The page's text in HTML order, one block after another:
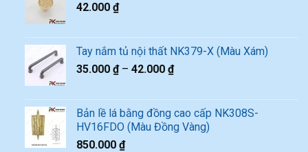
42.000 ₫
Tay nắm tủ nội thất NK379-X (Màu Xám)
35.000 ₫– 42.000 ₫
Bản lề lá bằng đồng cao cấp NK308S-
HV16FDO (Màu Đồng Vàng)
850.000 ₫